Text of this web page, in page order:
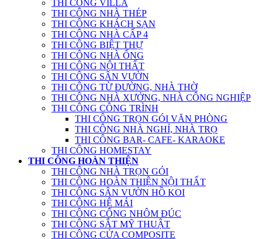
THI CÔNG VILLA
THI CÔNG NHÀ THÉP
THI CÔNG KHÁCH SẠN
THI CÔNG NHÀ CẤP 4
THI CÔNG BIỆT THỰ
THI CÔNG NHÀ ỐNG
THI CÔNG NỘI THẤT
THI CÔNG SÂN VƯỜN
THI CÔNG TỪ ĐƯỜNG, NHÀ THỜ
THI CÔNG NHÀ XƯỞNG, NHÀ CÔNG NGHIỆP
THI CÔNG CÔNG TRÌNH
THI CÔNG TRỌN GÓI VĂN PHÒNG
THI CÔNG NHÀ NGHỈ, NHÀ TRỌ
THI CÔNG BAR- CAFE- KARAOKE
THI CÔNG HOMESTAY
THI CÔNG HOÀN THIỆN
THI CÔNG NHÀ TRỌN GÓI
THI CÔNG HOÀN THIỆN NỘI THẤT
THI CÔNG SÂN VƯỜN HỒ KOI
THI CÔNG HỆ MÁI
THI CÔNG CỔNG NHÔM ĐÚC
THI CÔNG SẮT MỸ THUẬT
THI CÔNG CỬA COMPOSITE